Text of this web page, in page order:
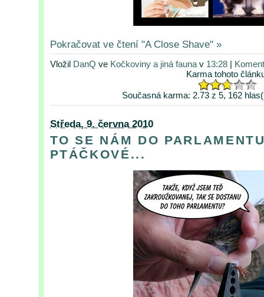
Pokračovat ve čtení "A Close Shave" »
Vložil DanQ ve Kočkoviny a jiná faunav 13:28|
Karma tohoto
Současná karma: 2.73 z 5, 162
Středa, 9. června 2010
TO SE NÁM DO
PTÁČKOVÉ...